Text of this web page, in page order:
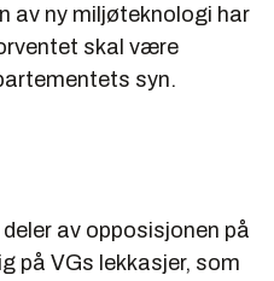
av ny miljøteknologi har
skal være
syn.
av opposisjonen på
på VGs lekkasjer, som